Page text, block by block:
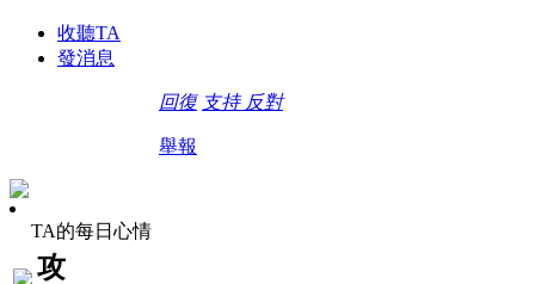
收聽TA
發消息
回復 支持 反對
舉報
TA的每日心情
攻